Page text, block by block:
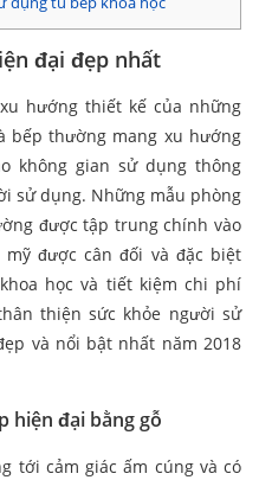
đại đẹp nhất
hướng thiết kế của những
bếp thường mang xu hướng
không gian sử dụng thông
sử dụng. Những mẫu phòng
được tập trung chính vào
được cân đối và đặc biệt
học và tiết kiệm chi phí
thiện sức khỏe người sử
và nổi bật nhất năm 2018
hiện đại bằng gỗ
tới cảm giác ấm cúng và có